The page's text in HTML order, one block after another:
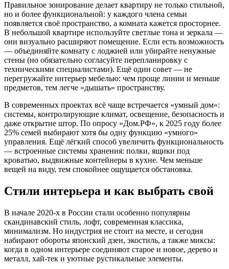
Правильное зонирование делает квартиру не только стильной,
но и более функциональной: у каждого члена семьи
появляется своё пространство, а комната кажется просторнее.
В небольшой квартире используйте светлые тона и зеркала —
они визуально расширяют помещение. Если есть возможность
— объединяйте комнату с лоджией или убирайте ненужные
стены (но обязательно согласуйте перепланировку с
техническими специалистами). Ещё один совет — не
перегружайте интерьер мебелью: чем проще линии и меньше
предметов, тем легче «дышать» пространству.
В современных проектах всё чаще встречается «умный дом»:
системы, контролирующие климат, освещение, безопасность и
даже открытие штор. По опросу «Дом.РФ», к 2025 году более
25% семей выбирают хотя бы одну функцию «умного»
управления. Ещё лёгкий способ увеличить функциональность
— встроенные системы хранения: полки, ящики под
кроватью, выдвижные контейнеры в кухне. Чем меньше
вещей на виду, тем спокойнее ощущается обстановка.
Стили интерьера и как выбрать свой
В начале 2020-х в России стали особенно популярны
скандинавский стиль, лофт, современная классика,
минимализм. Но индустрия не стоит на месте, и сегодня
набирают обороты японский дзен, экостиль, а также миксы:
когда в одном интерьере соединяют старое и новое, дерево и
металл, хай-тек и уютные рустикальные элементы.